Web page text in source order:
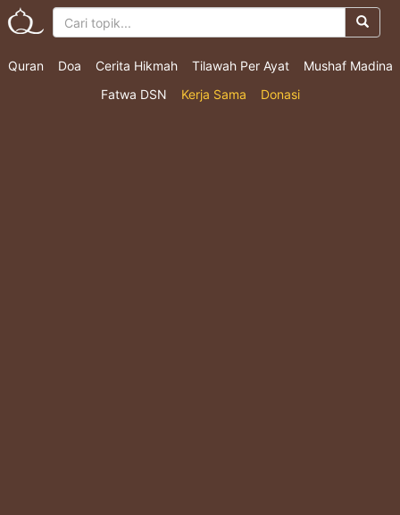
Quran Doa Cerita Hikmah Tilawah Per Ayat
Mushaf Madina
Fatwa DSN
Kerja Sama Donasi